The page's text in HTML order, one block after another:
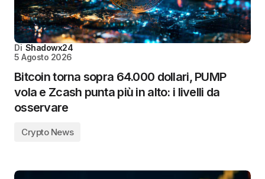
Di Shadowx24
5 Agosto 2026
Bitcoin torna sopra 64.000 dollari, PUMP
vola e Zcash punta più in alto: i livelli da
osservare
Crypto News